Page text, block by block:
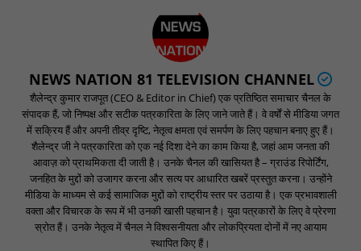
NEWS NATION 81 TELEVISION CHANNEL
शैलेन्द्र कुमार राजपूत (CEO & Editor in Chief) एक प्रतिष्ठित समाचार चैनल के
संपादक हैं, जो निष्पक्ष और सटीक पत्रकारिता के लिए जाने जाते हैं। वे वर्षों से मीडिया जगत
में सक्रिय हैं और अपनी तीव्र दृष्टि, नेतृत्व क्षमता एवं समर्पण के लिए पहचान बनाए हुए हैं।
शैलेन्द्र जी ने पत्रकारिता को एक नई दिशा देने का काम किया है, जहां आम जनता की
आवाज़ को प्राथमिकता दी जाती है। उनके चैनल की खासियत है – ग्राउंड रिपोर्टिंग,
जनहित के मुद्दों को उजागर करना और सत्य पर आधारित खबरें प्रस्तुत करना। उन्होंने
मीडिया के माध्यम से कई सामाजिक मुद्दों को राष्ट्रीय स्तर पर उठाया है। एक प्रभावशाली
वक्ता और विचारक के रूप में भी उनकी खासी पहचान है। युवा पत्रकारों के लिए वे प्रेरणा
स्रोत हैं। उनके नेतृत्व में चैनल ने विश्वसनीयता और लोकप्रियता दोनों में नए आयाम
स्थापित किए हैं।